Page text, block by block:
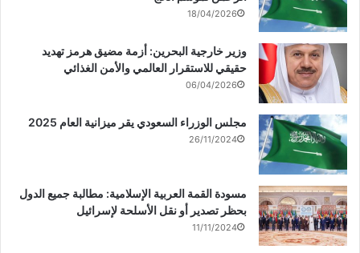
18/04/2026
وزير خارجية البحرين: أزمة مضيق هرمز تهديد
حقيقي للاستقرار العالمي والأمن الغذائي
06/04/2026
مجلس الوزراء السعودي يقر ميزانية العام 2025
26/11/2024
مسودة القمة العربية الإسلامية: مطالبة جميع الدول
بحظر تصدير أو نقل الأسلحة لإسرائيل
11/11/2024